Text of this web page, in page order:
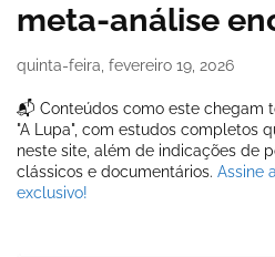
meta-análise
quinta-feira, fevereiro 19, 2026
📬 Conteúdos como este chegam
"A Lupa", com estudos completos
neste site, além de indicações de
clássicos e documentários. Assine
exclusivo!